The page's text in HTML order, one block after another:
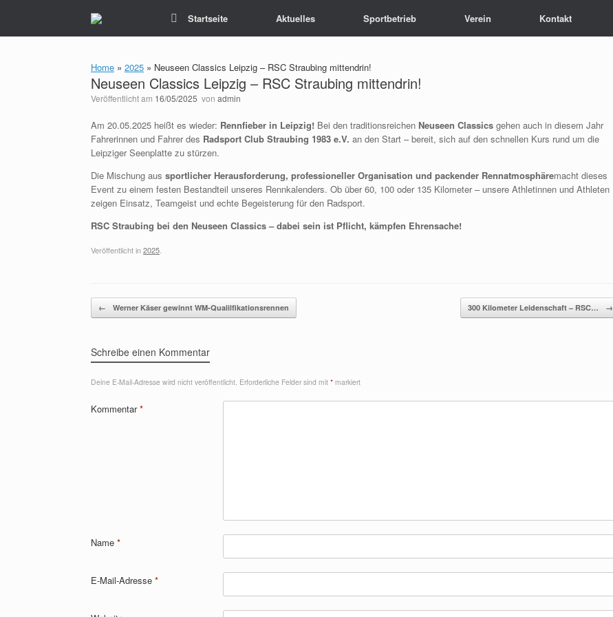
Startseite Aktuelles Sportbetrieb Verein Kontakt
Home » 2025 » Neuseen Classics Leipzig – RSC Straubing mittendrin!
Neuseen Classics Leipzig – RSC Straubing mittendrin!
Veröffentlicht am 16/05/2025 von admin
Am 20.05.2025 heißt es wieder: Rennfieber in Leipzig! Bei den traditionsreichen Neuseen Classics gehen auch in diesem Jahr
Fahrerinnen und Fahrer des Radsport Club Straubing 1983 e.V. an den Start – bereit, sich auf den schnellen Kurs rund um die
Leipziger Seenplatte zu stürzen.
Die Mischung aus sportlicher Herausforderung, professioneller Organisation und packender Rennatmosphäremacht dieses
Event zu einem festen Bestandteil unseres Rennkalenders. Ob über 60, 100 oder 135 Kilometer – unsere Athletinnen und Athleten
zeigen Einsatz, Teamgeist und echte Begeisterung für den Radsport.
RSC Straubing bei den Neuseen Classics – dabei sein ist Pflicht, kämpfen Ehrensache!
Veröffentlicht in2025
Beitragsnavigation
← Werner Käser gewinnt WM-Qualilfikationsrennen 300 Kilometer Leidenschaft – RSC… →
Schreibe einen Kommentar
Deine E-Mail-Adresse wird nicht veröffentlicht. Erforderliche Felder sind mit * markiert
Kommentar*
Name *
E-Mail-Adresse *